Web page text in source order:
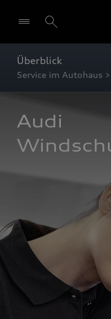
Überblick
Service im Autohaus
Audi